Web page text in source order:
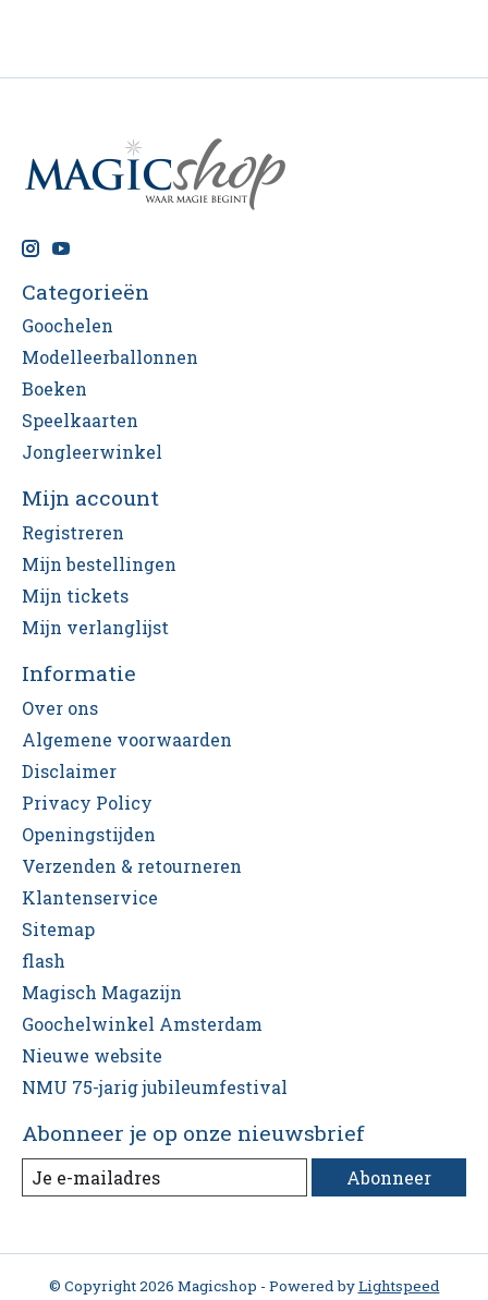
Categorieën
Goochelen
Modelleerballonnen
Boeken
Speelkaarten
Jongleerwinkel
Mijn account
Registreren
Mijn bestellingen
Mijn tickets
Mijn verlanglijst
Informatie
Over ons
Algemene voorwaarden
Disclaimer
Privacy Policy
Openingstijden
Verzenden & retourneren
Klantenservice
Sitemap
flash
Magisch Magazijn
Goochelwinkel Amsterdam
Nieuwe website
NMU 75-jarig jubileumfestival
Abonneer je op onze nieuwsbrief
Abonneer
© Copyright 2026 Magicshop - Powered byLightspeed